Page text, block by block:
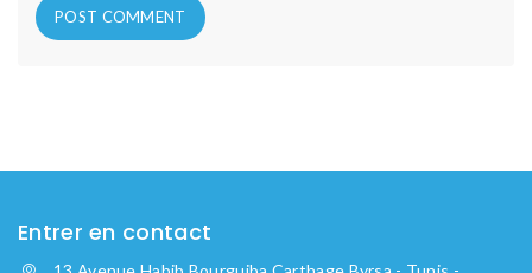
Entrer en contact